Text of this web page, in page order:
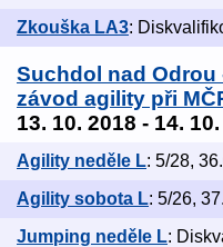
Zkouška LA3:
Suchdol nad
závod agility při
13. 10. 2018 - 14.
Agility neděle L: 5/28,
Agility sobota L: 5/26,
Jumping neděle L: